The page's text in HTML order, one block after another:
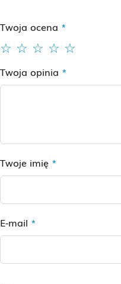
Twoja ocena *
Twoja opinia *
Twoje imię *
E-mail *